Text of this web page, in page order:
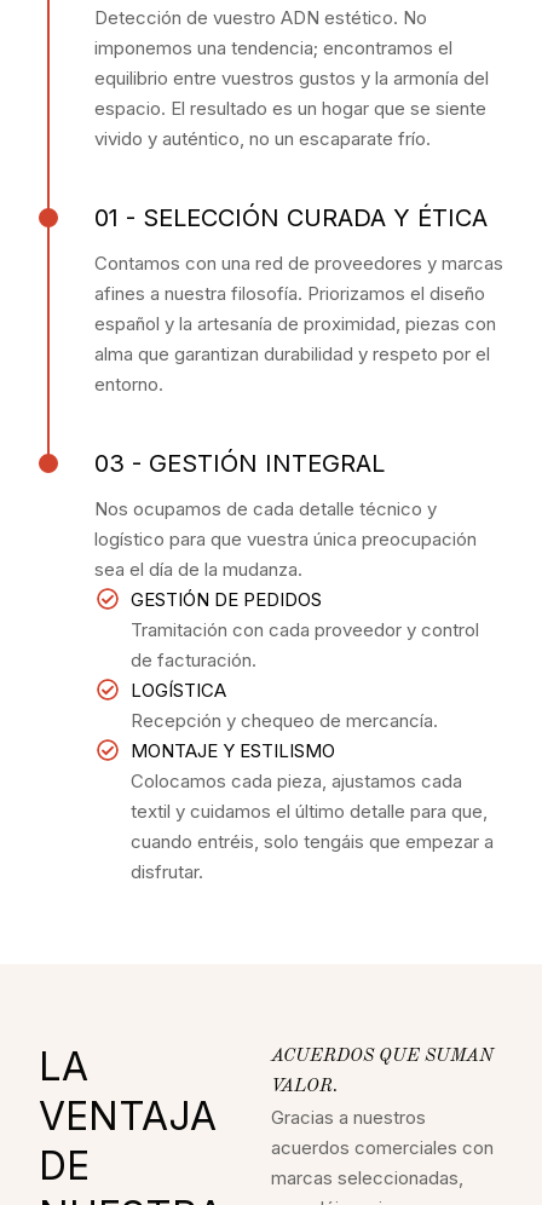
Detección de vuestro ADN estético. No
imponemos una tendencia; encontramos el
equilibrio entre vuestros gustos y la armonía del
espacio. El resultado es un hogar que se siente
vivido y auténtico, no un escaparate frío.
01 - SELECCIÓN CURADA Y ÉTICA
Contamos con una red de proveedores y marcas
afines a nuestra filosofía. Priorizamos el diseño
español y la artesanía de proximidad, piezas con
alma que garantizan durabilidad y respeto por el
entorno.
03 - GESTIÓN INTEGRAL
Nos ocupamos de cada detalle técnico y
logístico para que vuestra única preocupación
sea el día de la mudanza.
GESTIÓN DE PEDIDOS
Tramitación con cada proveedor y control
de facturación.
LOGÍSTICA
Recepción y chequeo de mercancía.
MONTAJE Y ESTILISMO
Colocamos cada pieza, ajustamos cada
textil y cuidamos el último detalle para que,
cuando entréis, solo tengáis que empezar a
disfrutar.
LA
VENTAJA
DE
ACUERDOS QUE SUMAN
VALOR.
Gracias a nuestros
acuerdos comerciales con
marcas seleccionadas,